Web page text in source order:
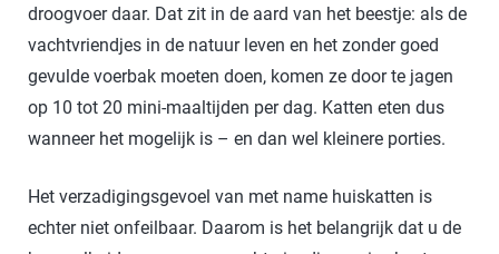
droogvoer daar. Dat zit in de aard van het beestje: als de
vachtvriendjes in de natuur leven en het zonder goed
gevulde voerbak moeten doen, komen ze door te jagen
op 10 tot 20 mini-maaltijden per dag. Katten eten dus
wanneer het mogelijk is – en dan wel kleinere porties.
Het verzadigingsgevoel van met name huiskatten is
echter niet onfeilbaar. Daarom is het belangrijk dat u de